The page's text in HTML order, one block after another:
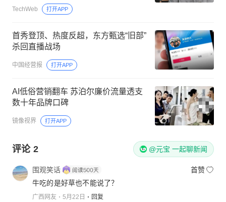
TechWeb 打开APP
首秀登顶、热度反超，东方甄选“旧部”
杀回直播战场
中国经营报 打开APP
AI低俗营销翻车 苏泊尔廉价流量透支
数十年品牌口碑
镜像视界 打开APP
评论 2 @元宝 一起聊新闻
围观笑话
首赞
牛吃的是好草也不能说了？
广西网友 5月22日 回复